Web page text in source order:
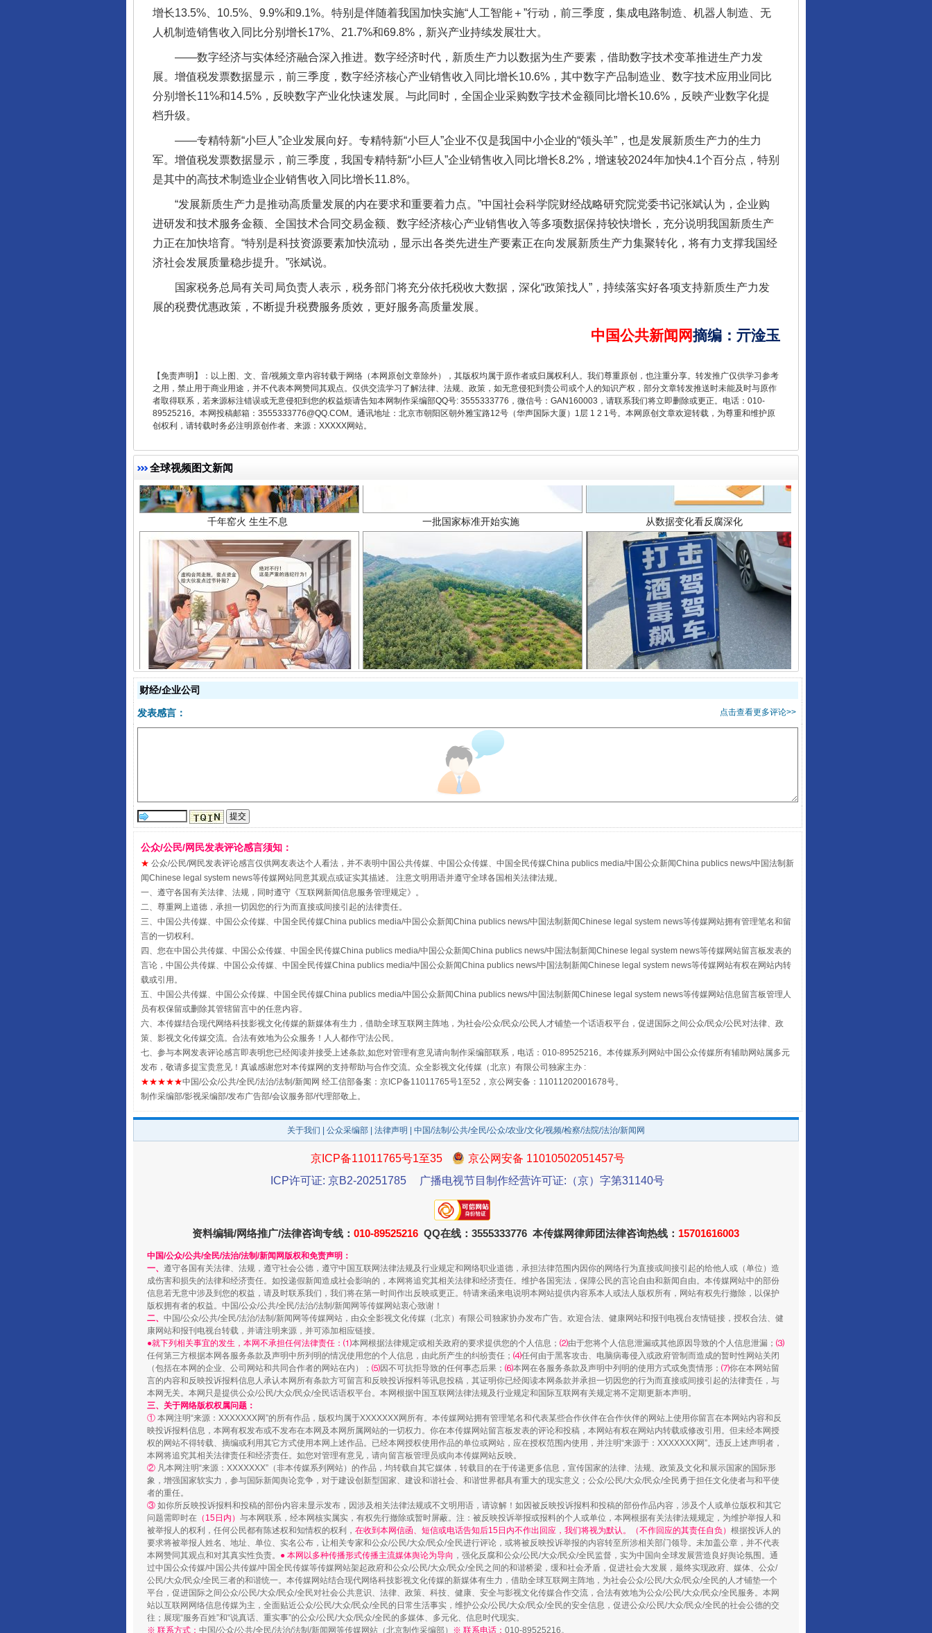
增长13.5%、10.5%、9.9%和9.1%。特别是伴随着我国加快实施“人工智能＋”行动，前三季度，集成电路制造、机器人制造、无
人机制造销售收入同比分别增长17%、21.7%和69.8%，新兴产业持续发展壮大。
——数字经济与实体经济融合深入推进。数字经济时代，新质生产力以数据为生产要素，借助数字技术变革推进生产力发
展。增值税发票数据显示，前三季度，数字经济核心产业销售收入同比增长10.6%，其中数字产品制造业、数字技术应用业同比
分别增长11%和14.5%，反映数字产业化快速发展。与此同时，全国企业采购数字技术金额同比增长10.6%，反映产业数字化提
档升级。
——专精特新“小巨人”企业发展向好。专精特新“小巨人”企业不仅是我国中小企业的“领头羊”，也是发展新质生产力的生力
军。增值税发票数据显示，前三季度，我国专精特新“小巨人”企业销售收入同比增长8.2%，增速较2024年加快4.1个百分点，特别
是其中的高技术制造业企业销售收入同比增长11.8%。
“发展新质生产力是推动高质量发展的内在要求和重要着力点。”中国社会科学院财经战略研究院党委书记张斌认为，企业购
进研发和技术服务金额、全国技术合同交易金额、数字经济核心产业销售收入等多项数据保持较快增长，充分说明我国新质生产
力正在加快培育。“特别是科技资源要素加快流动，显示出各类先进生产要素正在向发展新质生产力集聚转化，将有力支撑我国经
济社会发展质量稳步提升。”张斌说。
国家税务总局有关司局负责人表示，税务部门将充分依托税收大数据，深化“政策找人”，持续落实好各项支持新质生产力发
展的税费优惠政策，不断提升税费服务质效，更好服务高质量发展。
中国公共新闻网摘编 ： 亓淦玉
【免责声明】：以上图、文、音/视频文章内容转载于网络（本网原创文章除外），其版权均属于原作者或归属权利人。我们尊重原创，也注重分享。转发推广仅供学习参考
之用，禁止用于商业用途，并不代表本网赞同其观点。仅供交流学习了解法律、法规、政策，如无意侵犯到贵公司或个人的知识产权，部分文章转发推送时未能及时与原作
者取得联系，若来源标注错误或无意侵犯到您的权益烦请告知本网制作采编部QQ号: 3555333776，微信号：GAN160003，请联系我们将立即删除或更正。电话：010-
89525216。本网投稿邮箱：3555333776@QQ.COM。通讯地址：北京市朝阳区朝外雅宝路12号（华声国际大厦）1层 1 2 1号。本网原创文章欢迎转载，为尊重和维护原
创权利，请转载时务必注明原创作者、来源：XXXXX网站。
全球视频图文新闻
完善运行机制助力责任有效落实 一纸欠条伤亲情 巡回调解促和解.. 行业协会接连发公告
东山县通报“牛蛙产品抗生素超标问题”
千年窑火 生生不息 一批国家标准开始实施 从数据变化看反腐深化
揭开“小金库”的免责幌子 以产业富民促振兴 酒驾未被当场查获能处罚吗
受贿1.44亿！段成刚被判无期
全民健身五年计划来了！等你上场 事关残疾人未来5年 让传统村落焕发生机
阿坝州三大球赛在茂县开幕 规模最大的光氢储一体化项目 走走走！国家喊你健身啦
国家大学科技园优化重塑工作 镜头丨大暑三秋近 山西：不断增强治理腐败综合效能
扯下公款旅游的“隐身衣” 如何以同查同治破解风腐交织难题 养老服务师职业资格制度暂行规定
财经/企业公司
点击查看更多评论>>
发表感言：
公众/公民/网民发表评论感言须知：
★ 公众/公民/网民发表评论感言仅供网友表达个人看法，并不表明中国公共传媒、中国公众传媒、中国全民传媒China publics media/中国公众新闻China publics news/中国法制新
闻Chinese legal system news等传媒网站同意其观点或证实其描述。 注意文明用语并遵守全球各国相关法律法规。
一、遵守各国有关法律、法规，同时遵守《互联网新闻信息服务管理规定》。
二、尊重网上道德，承担一切因您的行为而直接或间接引起的法律责任。
三、中国公共传媒、中国公众传媒、中国全民传媒China publics media/中国公众新闻China publics news/中国法制新闻Chinese legal system news等传媒网站拥有管理笔名和留
言的一切权利。
四、您在中国公共传媒、中国公众传媒、中国全民传媒China publics media/中国公众新闻China publics news/中国法制新闻Chinese legal system news等传媒网站留言板发表的
言论，中国公共传媒、中国公众传媒、中国全民传媒China publics media/中国公众新闻China publics news/中国法制新闻Chinese legal system news等传媒网站有权在网站内转
载或引用。
五、中国公共传媒、中国公众传媒、中国全民传媒China publics media/中国公众新闻China publics news/中国法制新闻Chinese legal system news等传媒网站信息留言板管理人
员有权保留或删除其管辖留言中的任意内容。
六、本传媒结合现代网络科技影视文化传媒的新媒体有生力，借助全球互联网主阵地，为社会/公众/民众/公民人才铺垫一个话语权平台，促进国际之间公众/民众/公民对法律、政
策、影视文化传媒交流。合法有效地为公众服务！人人都作守法公民。
七、参与本网发表评论感言即表明您已经阅读并接受上述条款,如您对管理有意见请向制作采编部联系，电话：010-89525216。本传媒系列网站中国公众传媒所有辅助网站属多元
发布，敬请多提宝贵意见！真诚感谢您对本传媒网的支持帮助与合作交流。众全影视文化传媒（北京）有限公司独家主办 :
★★★★★中国/公众/公共/全民/法治/法制/新闻网 经工信部备案：京ICP备11011765号1至52，京公网安备：11011202001678号。
制作采编部/影视采编部/发布广告部/会议服务部/代理部敬上。
关于我们 公众采编部 法律声明 | 中国/法制/公共/全民/公众/农业/文化/视频/检察/法院/法治/新闻网
京ICP备11011765号1至35
京公网安备 11010502051457号
ICP许可证: 京B2-20251785
广播电视节目制作经营许可证:（京）字第31140号
资料编辑/网络推广/法律咨询专线： 010-89525216 QQ在线：3555333776 本传媒网律师团法律咨询热线： 15701616003
中国/公众/公共/全民/法治/法制/新闻网版权和免责声明：
一、 遵守各国有关法律、法规，遵守社会公德，遵守中国互联网法律法规及行业规定和网络职业道德，承担法律范围内因你的网络行为直接或间接引起的给他人或（单位）造
成伤害和损失的法律和经济责任。如投递假新闻造成社会影响的，本网将追究其相关法律和经济责任。维护各国宪法，保障公民的言论自由和新闻自由。本传媒网站中的部份
信息若无意中涉及到您的权益，请及时联系我们，我们将在第一时间作出反映或更正。特请来函来电说明本网站提供内容系本人或法人版权所有，网站有权先行撤除，以保护
版权拥有者的权益。中国/公众/公共/全民/法治/法制/新闻网等传媒网站衷心致谢！
二、 中国/公众/公共/全民/法治/法制/新闻网等传媒网站，由众全影视文化传媒（北京）有限公司独家协办发布广告。欢迎合法、健康网站和报刊电视台友情链接，授权合法、健
康网站和报刊电视台转载，并请注明来源，并可添加相应链接。
●就下列相关事宜的发生，本网不承担任何法律责任：⑴本网根据法律规定或相关政府的要求提供您的个人信息； ⑵由于您将个人信息泄漏或其他原因导致的个人信息泄漏； ⑶
任何第三方根据本网各服务条款及声明中所列明的情况使用您的个人信息，由此所产生的纠纷责任； ⑷任何由于黑客攻击、电脑病毒侵入或政府管制而造成的暂时性网站关闭
（包括在本网的企业、公司网站和共同合作者的网站在内）； ⑸因不可抗拒导致的任何事态后果； ⑹本网在各服务条款及声明中列明的使用方式或免责情形； ⑺你在本网站留
言的内容和反映投诉报料信息人承认本网所有条款方可留言和反映投诉报料等讯息投稿，其证明你已经阅读本网条款并承担一切因您的行为而直接或间接引起的法律责任，与
本网无关。本网只是提供公众/公民/大众/民众/全民话语权平台。本网根据中国互联网法律法规及行业规定和国际互联网有关规定将不定期更新本声明。
三、关于网络版权权属问题：
① 本网注明“来源：XXXXXXX网”的所有作品，版权均属于XXXXXXX网所有。本传媒网站拥有管理笔名和代表某些合作伙伴在合作伙伴的网站上使用你留言在本网站内容和反
映投诉报料信息，本网有权发布或不发布在本网及本网所属网站的一切权力。你在本传媒网站留言板发表的评论和投稿，本网站有权在网站内转载或修改引用。但未经本网授
权的网站不得转载、摘编或利用其它方式使用本网上述作品。已经本网授权使用作品的单位或网站，应在授权范围内使用，并注明“来源于：XXXXXXX网”。违反上述声明者，
本网将追究其相关法律责任和经济责任。如您对管理有意见，请向留言板管理员或向本传媒网站反映。
② 凡本网注明“来源：XXXXXXX”（非本传媒系列网站）的作品，均转载自其它媒体，转载目的在于传递更多信息，宣传国家的法律、法规、政策及文化和展示国家的国际形
象，增强国家软实力，参与国际新闻舆论竞争，对于建设创新型国家、建设和谐社会、和谐世界都具有重大的现实意义；公众/公民/大众/民众/全民勇于担任文化使者与和平使
者的重任。
③ 如你所反映投诉报料和投稿的部份内容未显示发布，因涉及相关法律法规或不文明用语，请谅解！如因被反映投诉报料和投稿的部份作品内容，涉及个人或单位版权和其它
问题需即时在 （15日内） 与本网联系，经本网核实属实，有权先行撤除或暂时屏蔽。注：被反映投诉举报或报料的个人或单位，本网根据有关法律法规规定，为维护举报人和
被举报人的权利，任何公民都有陈述权和知情权的权利， 在收到本网信函、短信或电话告知后15日内不作出回应，我们将视为默认。（不作回应的其责任自负） 根据投诉人的
要求将被举报人姓名、地址、单位、实名公布，让相关专家和公众/公民/大众/民众/全民进行评论，或将被反映投诉举报的内容转至所涉相关部门领导。未加盖公章，并不代表
本网赞同其观点和对其真实性负责。 ● 本网以多种传播形式传播主流媒体舆论为导向 ，强化反腐和公众/公民/大众/民众/全民监督，实为中国向全球发展营造良好舆论氛围。通
过中国公众传媒/中国公共传媒/中国全民传媒等传媒网站架起政府和公众/公民/大众/民众/全民之间的和谐桥梁，缓和社会矛盾，促进社会大发展，最终实现政府、媒体、公众/
公民/大众/民众/全民三者的和谐统一。本传媒网站结合现代网络科技影视文化传媒的新媒体有生力，借助全球互联网主阵地，为社会公众/公民/大众/民众/全民的人才铺垫一个
平台，促进国际之间公众/公民/大众/民众/全民对社会公共意识、法律、政策、科技、健康、安全与影视文化传媒合作交流，合法有效地为公众/公民/大众/民众/全民服务。本网
站以互联网网络信息传媒为主，全面贴近公众/公民/大众/民众/全民的日常生活事实，维护公众/公民/大众/民众/全民的安全信息，促进公众/公民/大众/民众/全民的社会公德的交
往；展现“服务百姓”和“说真话、重实事”的公众/公民/大众/民众/全民的多媒体、多元化、信息时代现实。
※ 联系方式： 中国/公众/公共/全民/法治/法制/新闻网等传媒网站（北京制作采编部） ※ 联系电话： 010-89525216。